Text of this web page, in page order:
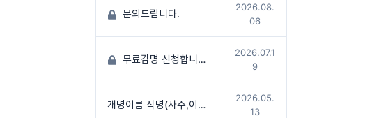
문의드립니다.
2026.08.
06
무료감명 신청합니다
2026.07.1
9
개명이름 작명(사주,이름상담후 작명진행)
2026.05.
13